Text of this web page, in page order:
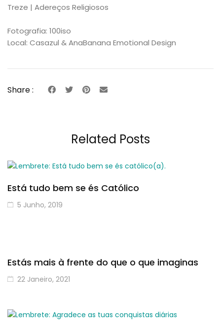
Treze | Adereços Religiosos
Fotografia: 100iso
Local: Casazul & AnaBanana Emotional Design
Share :
Related Posts
Está tudo bem se és Católico
5 Junho, 2019
Estás mais à frente do que o que imaginas
22 Janeiro, 2021